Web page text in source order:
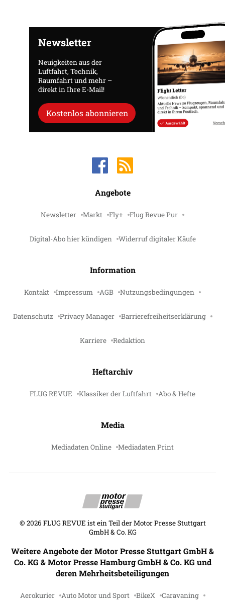
Newsletter
Neuigkeiten aus der
Luftfahrt, Technik,
Raumfahrt und mehr –
direkt in Ihre E-Mail!
Kostenlos abonnieren
Angebote
Newsletter Markt Fly+ Flug Revue Pur
Digital-Abo hier kündigen Widerruf digitaler Käufe
Information
Kontakt Impressum AGB Nutzungsbedingungen
Datenschutz Privacy Manager Barrierefreiheitserklärung
Karriere Redaktion
Heftarchiv
FLUG REVUE Klassiker der Luftfahrt Abo & Hefte
Media
Mediadaten Online Mediadaten Print
© 2026 FLUG REVUE ist ein Teil der Motor Presse Stuttgart
GmbH & Co. KG
Weitere Angebote der Motor Presse Stuttgart GmbH &
Co. KG & Motor Presse Hamburg GmbH & Co. KG und
deren Mehrheitsbeteiligungen
Aerokurier Auto Motor und Sport BikeX Caravaning